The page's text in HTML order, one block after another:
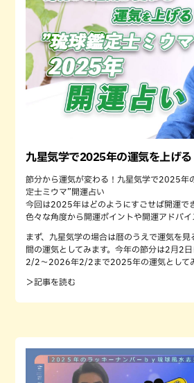
九星気学で2025年の運気を上げる
節分から運気が変わる！九星気学で2025年
定士ミウマ”開運占い
今回は2025年はどのようにすごせば開運で
色々な角度から開運ポイントや開運アドバイ
まず、九星気学の場合は暦のうえで運気を
間の運気としてみます。今年の節分は2月2
2/2〜2026年2/2まで2025年の運気としてみ
＞記事を読む